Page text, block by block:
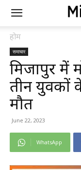
होम
समाचार
मिर्जापुर में
तीन युवकों
मौत
June 22, 2023
WhatsApp